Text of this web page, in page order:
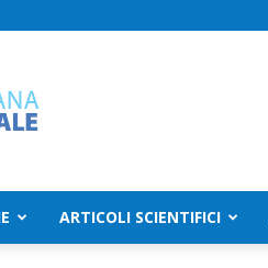
ARTICOLI SCIENTIFICI